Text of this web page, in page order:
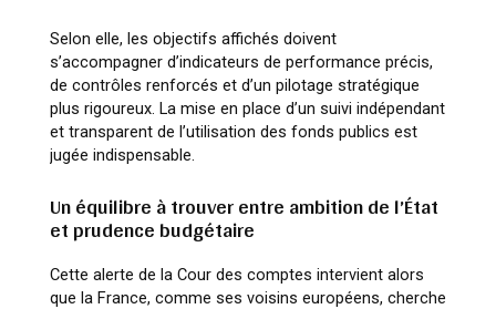
Selon elle, les objectifs affichés doivent
s’accompagner d’indicateurs de performance précis,
de contrôles renforcés et d’un pilotage stratégique
plus rigoureux. La mise en place d’un suivi indépendant
et transparent de l’utilisation des fonds publics est
jugée indispensable.
Un équilibre à trouver entre ambition de l’État
et prudence budgétaire
Cette alerte de la Cour des comptes intervient alors
que la France, comme ses voisins européens, cherche